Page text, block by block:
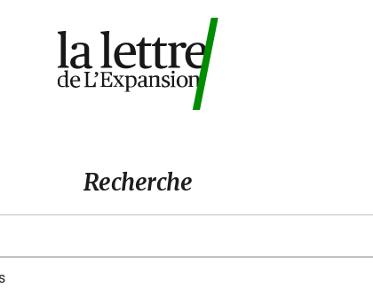
Recherche